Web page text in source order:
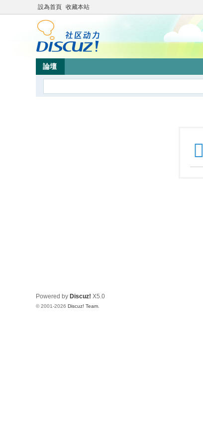
設為首頁 收藏本站
論壇
Powered by Discuz! X5.0
© 2001-2026 Discuz! Team